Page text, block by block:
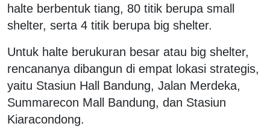
halte berbentuk tiang, 80 titik berupa small
shelter, serta 4 titik berupa big shelter.
Untuk halte berukuran besar atau big shelter,
rencananya dibangun di empat lokasi strategis,
yaitu Stasiun Hall Bandung, Jalan Merdeka,
Summarecon Mall Bandung, dan Stasiun
Kiaracondong.